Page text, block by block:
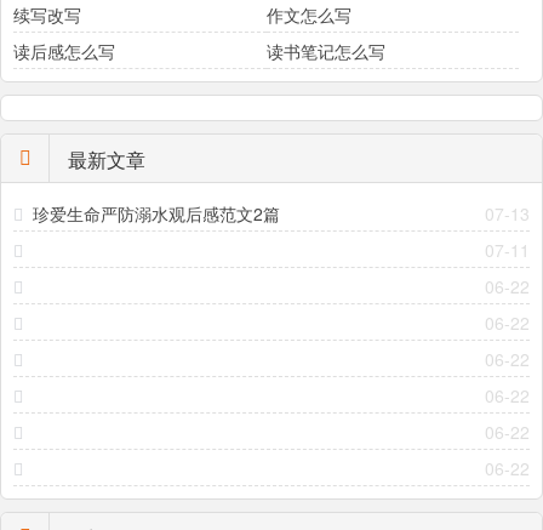
续写改写
作文怎么写
读后感怎么写
读书笔记怎么写
最新文章
07-13
珍爱生命严防溺水观后感范文2篇
07-11
06-22
06-22
06-22
06-22
06-22
06-22